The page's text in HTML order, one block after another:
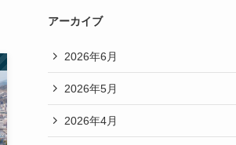
アーカイブ
2026年6月
2026年5月
2026年4月